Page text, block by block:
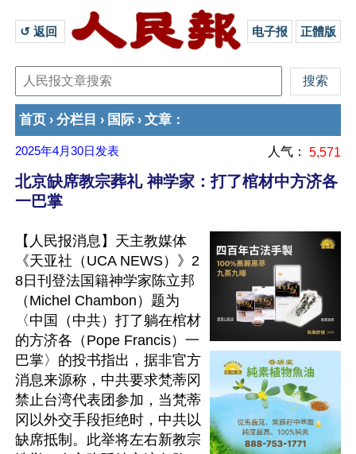
↺ 返回 电子报 正體版
首页 › 分栏目 › 国际 › 文章 ：
2025年4月30日 发表 人气： 5,571
北京缺席教宗葬礼 神学家：打了棺材中方济各
一巴掌
【人民报消息】天主教媒体
《天亚社（UCA NEWS）》2
8日刊登法国籍神学家陈立邦
（Michel Chambon）题为
〈中国（中共）打了躺在棺材
的方济各（Pope Francis）一
巴掌〉的投书指出，据非官方
消息来源称，中共要求梵蒂冈
禁止台湾代表团参加，当梵蒂
冈以外交手段拒绝时，中共以
缺席抵制。此举将左右新教宗